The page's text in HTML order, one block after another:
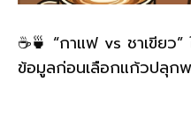
☕🍵 “กาแฟ vs ชาเขียว”
ข้อมูลก่อนเลือกแก้วปลุกพ